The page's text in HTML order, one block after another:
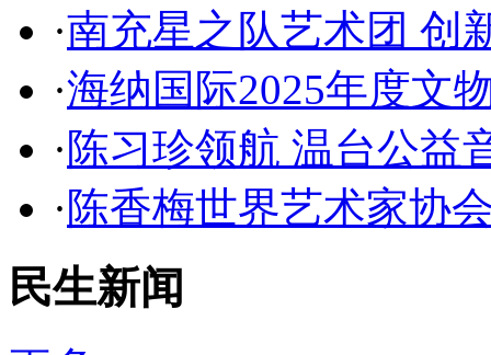
·南充星之队艺术团 创
·海纳国际2025年度文
·陈习珍领航 温台公益
·陈香梅世界艺术家协
民生新闻